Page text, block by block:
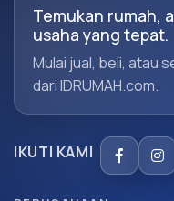
Temukan rumah,
usaha yang tepat.
Mulai jual, beli, atau
dari IDRUMAH.com.
IKUTI KAMI